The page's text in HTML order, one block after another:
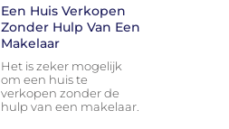
Een Huis Verkopen
Zonder Hulp Van Een
Makelaar
Het is zeker mogelijk
om een huis te
verkopen zonder de
hulp van een makelaar.